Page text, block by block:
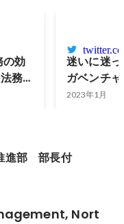
効
務
り
迷いに迷
ガベンチ
ェンジ、
2023年1月
進部　部長付
Nort